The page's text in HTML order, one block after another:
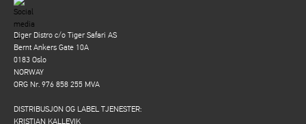
Diger Distro c/o Tiger Safari AS
Bernt Ankers Gate 10A
0183 Oslo
NORWAY
ORG Nr. 976 858 255 MVA
DISTRIBUSJON OG LABEL TJENESTER:
KRISTIAN KALLEVIK